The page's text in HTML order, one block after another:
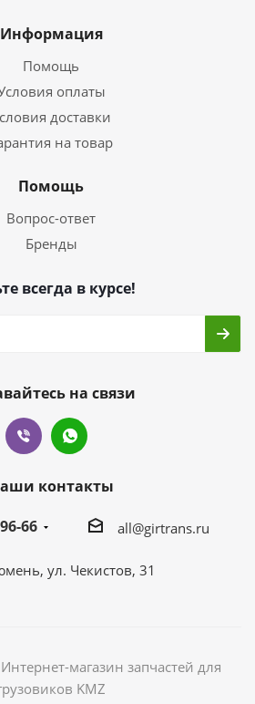
Информация
Помощь
оплаты
доставки
на товар
Помощь
Вопрос-ответ
Бренды
всегда в курсе!
на связи
контакты
66
all@girtrans.ru
ул. Чекистов, 31
магазин запчастей для
KMZ